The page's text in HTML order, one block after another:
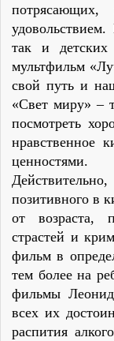
так и
мультфильм
свой путь и
«Свет миру» –
посмотреть
нравственное
ценностями.
позитивного в
от возраста,
страстей и
фильм в
тем более на
фильмы
всех их
распития